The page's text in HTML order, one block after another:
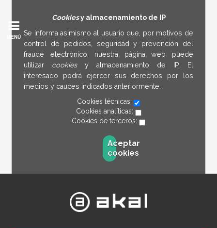
Cookiesy almacenamiento de IP
Se informa asimismo al usuario que, por motivos de
control de pedidos, seguridad y prevención del
fraude electrónico, nuestra página web puede
utilizar cookies y almacenamiento de IP. El
interesado podrá ejercer sus derechos por los
medios y cauces indicados anteriormente.
Cookies técnicas:
Cookies analíticas:
Cookies de terceros:
Aceptar
cookies
MENÚ